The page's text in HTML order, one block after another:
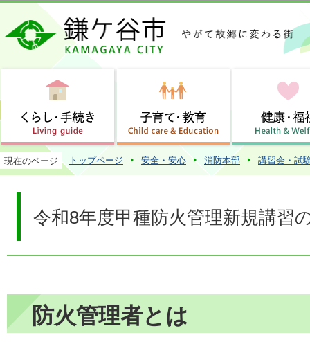
この
現在のページ トップページ 安全・安心 消防本部 講習会・試
令和8年度甲種防火管理新規講習
防火管理者とは